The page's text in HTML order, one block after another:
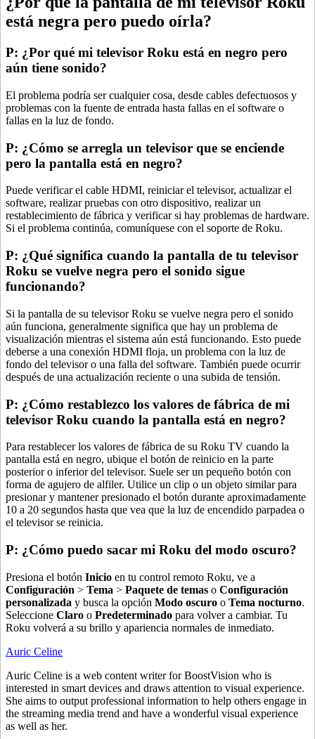
está negra pero puedo oírla?
P: ¿Por qué mi televisor Roku está en negro pero
aún tiene sonido?
El problema podría ser cualquier cosa, desde cables defectuosos y
problemas con la fuente de entrada hasta fallas en el software o
fallas en la luz de fondo.
P: ¿Cómo se arregla un televisor que se enciende
pero la pantalla está en negro?
Puede verificar el cable HDMI, reiniciar el televisor, actualizar el
software, realizar pruebas con otro dispositivo, realizar un
restablecimiento de fábrica y verificar si hay problemas de hardware.
Si el problema continúa, comuníquese con el soporte de Roku.
P: ¿Qué significa cuando la pantalla de tu televisor
Roku se vuelve negra pero el sonido sigue
funcionando?
Si la pantalla de su televisor Roku se vuelve negra pero el sonido
aún funciona, generalmente significa que hay un problema de
visualización mientras el sistema aún está funcionando. Esto puede
deberse a una conexión HDMI floja, un problema con la luz de
fondo del televisor o una falla del software. También puede ocurrir
después de una actualización reciente o una subida de tensión.
P: ¿Cómo restablezco los valores de fábrica de mi
televisor Roku cuando la pantalla está en negro?
Para restablecer los valores de fábrica de su Roku TV cuando la
pantalla está en negro, ubique el botón de reinicio en la parte
posterior o inferior del televisor. Suele ser un pequeño botón con
forma de agujero de alfiler. Utilice un clip o un objeto similar para
presionar y mantener presionado el botón durante aproximadamente
10 a 20 segundos hasta que vea que la luz de encendido parpadea o
el televisor se reinicia.
P: ¿Cómo puedo sacar mi Roku del modo oscuro?
Presiona el botón Inicio en tu control remoto Roku, ve a
Configuración > Tema > Paquete de temas o Configuración
personalizada y busca la opción Modo oscuro o Tema nocturno.
Seleccione Claro o Predeterminado para volver a cambiar. Tu
Roku volverá a su brillo y apariencia normales de inmediato.
Auric Celine
Auric Celine is a web content writer for BoostVision who is
interested in smart devices and draws attention to visual experience.
She aims to output professional information to help others engage in
the streaming media trend and have a wonderful visual experience
as well as her.